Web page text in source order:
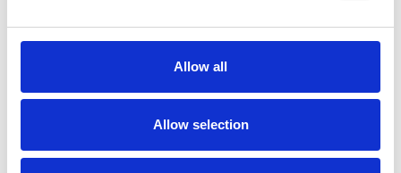
Allow all
Allow selection
Veranstaltung den Teilnehmern einzigartige
Perspektiven und Einblicke in die Branche
und verfolgt damit ihr Ziel, „den
Anforderungen einer komplexeren,
internationalen Lieferkette für klinische
Studien gerecht zu werden”.